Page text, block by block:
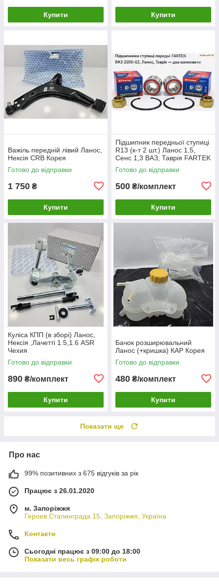
Купити Купити
Важіль передній лівий Ланос,
Нексія CRB Корея
Готово до відправки
1 750 ₴
Купити
Підшипник передньої ступиці
R13 (к-т 2 шт.) Ланос 1,5,
Сенс 1,3 ВАЗ, Таврія FARTEK
Готово до відправки
500 ₴/комплект
Купити
Куліса КПП (в зборі) Ланос,
Нексія ,Лачетті 1.5,1.6 ASR
Чехия
Готово до відправки
890 ₴/комплект
Купити
Бачок розширювальний
Ланос (+кришка) КАР Корея
Готово до відправки
480 ₴/комплект
Купити
Показати ще
Про нас
99% позитивних з 675 відгуків за рік
Працює з 26.01.2020
м. Запоріжжя
Героев Сталинграда 15, Запоріжжя, Україна
Контакти
Сьогодні працює з 09:00 до 18:00
Показати весь графік роботи